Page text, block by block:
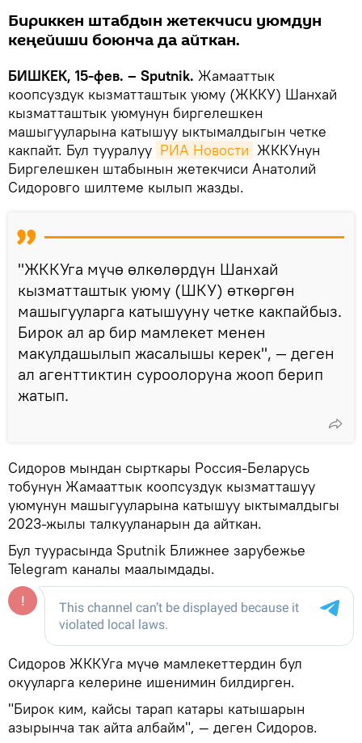
Бириккен штабдын жетекчиси уюмдун
кеңейиши боюнча да айткан.
БИШКЕК, 15-фев. – Sputnik. Жамааттык
коопсуздук кызматташтык уюму (ЖККУ) Шанхай
кызматташтык уюмунун биргелешкен
машыгууларына катышуу ыктымалдыгын четке
какпайт. Бул тууралуу РИА Новости ЖККУнун
Биргелешкен штабынын жетекчиси Анатолий
Сидоровго шилтеме кылып жазды.
"ЖККУга мүчө өлкөлөрдүн Шанхай
кызматташтык уюму (ШКУ) өткөргөн
машыгууларга катышууну четке какпайбыз.
Бирок ал ар бир мамлекет менен
макулдашылып жасалышы керек", — деген
ал агенттиктин суроолоруна жооп берип
жатып.
Сидоров мындан сырткары Россия-Беларусь
тобунун Жамааттык коопсуздук кызматташуу
уюмунун машыгууларына катышуу ыктымалдыгы
2023-жылы талкууланарын да айткан.
Бул туурасында Sputnik Ближнее зарубежье
Telegram каналы маалымдады.
Сидоров ЖККУга мүчө мамлекеттердин бул
окууларга келерине ишенимин билдирген.
"Бирок ким, кайсы тарап катары катышарын
азырынча так айта албайм", — деген Сидоров.